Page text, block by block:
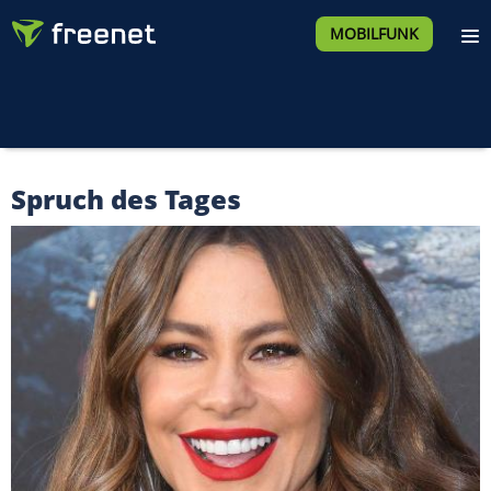
MOBILFUNK
Spruch des Tages